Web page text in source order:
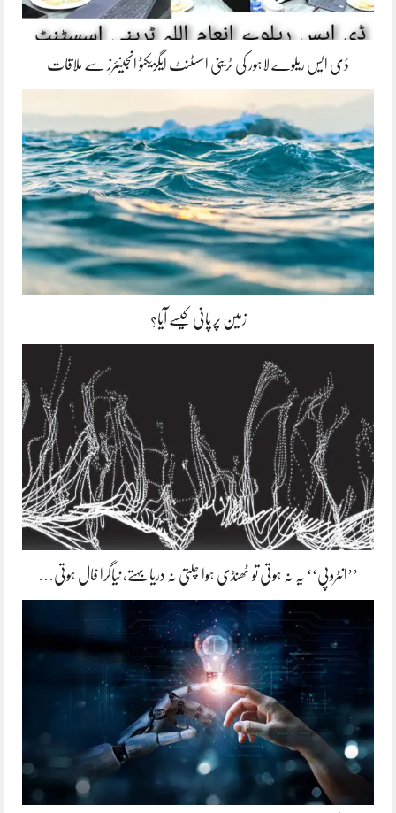
ڈی ایس ریلوے لاہور کی ٹرینی اسسٹنٹ ایگزیکٹو انجینئرز سے ملاقات
زمین پر پانی کیسے آیا؟
’’انٹروپی‘‘ یہ نہ ہوتی تو ٹھنڈی ہوا چلتی نہ دریا بہتے، نیاگرا فال ہوتی…